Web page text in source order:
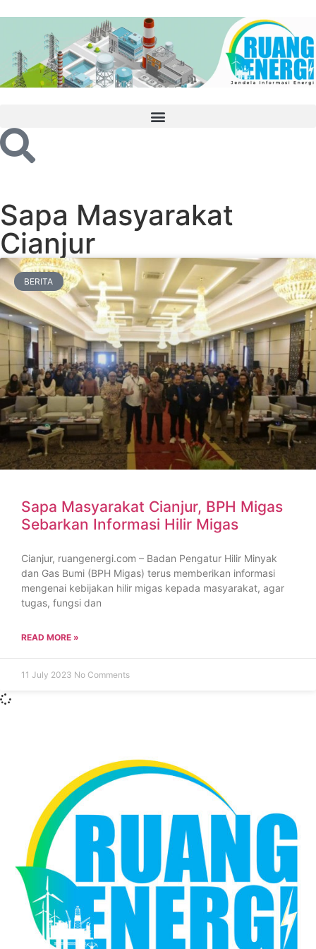
Sapa Masyarakat
Cianjur
BERITA
Sapa Masyarakat Cianjur, BPH Migas
Sebarkan Informasi Hilir Migas
Cianjur, ruangenergi.com – Badan Pengatur Hilir Minyak
dan Gas Bumi (BPH Migas) terus memberikan informasi
mengenai kebijakan hilir migas kepada masyarakat, agar
tugas, fungsi dan
READ MORE »
11 July 2023 No Comments